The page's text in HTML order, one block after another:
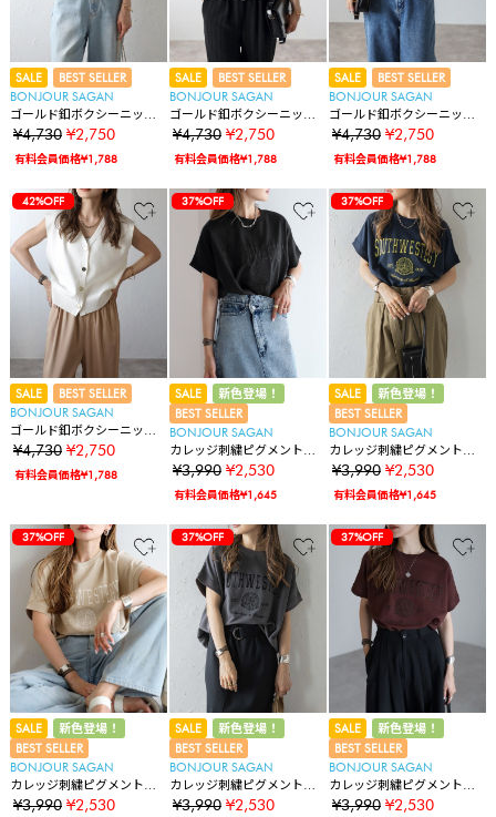
SALE
BEST SELLER
BONJOUR SAGAN
ゴールド釦ボクシーニット
ベスト
¥4,730 ¥2,750
有料会員価格¥1,788
SALE
BEST SELLER
BONJOUR SAGAN
ゴールド釦ボクシーニット
ベスト
¥4,730 ¥2,750
有料会員価格¥1,788
SALE
BEST SELLER
BONJOUR SAGAN
ゴールド釦ボクシーニット
ベスト
¥4,730 ¥2,750
有料会員価格¥1,788
42%OFF
SALE
BEST SELLER
BONJOUR SAGAN
ゴールド釦ボクシーニット
ベスト
¥4,730 ¥2,750
有料会員価格¥1,788
37%OFF
SALE
新色登場！
BEST SELLER
BONJOUR SAGAN
カレッジ刺繍ピグメントス
ウェットTシャツ
¥3,990 ¥2,530
有料会員価格¥1,645
37%OFF
SALE
新色登場！
BEST SELLER
BONJOUR SAGAN
カレッジ刺繍ピグメントス
ウェットTシャツ
¥3,990 ¥2,530
有料会員価格¥1,645
37%OFF
SALE
新色登場！
BEST SELLER
BONJOUR SAGAN
カレッジ刺繍ピグメントス
ウェットTシャツ
¥3,990 ¥2,530
37%OFF
SALE
新色登場！
BEST SELLER
BONJOUR SAGAN
カレッジ刺繍ピグメントス
ウェットTシャツ
¥3,990 ¥2,530
37%OFF
SALE
新色登場！
BEST SELLER
BONJOUR SAGAN
カレッジ刺繍ピグメントス
ウェットTシャツ
¥3,990 ¥2,530